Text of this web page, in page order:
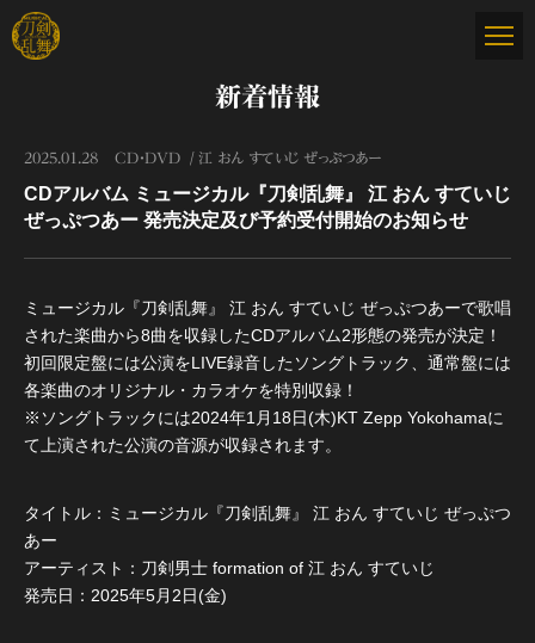
新着情報
2025.01.28 CD・DVD 江 おん すていじ ぜっぷつあー
CDアルバム ミュージカル『刀剣乱舞』 江 おん すていじ
ぜっぷつあー 発売決定及び予約受付開始のお知らせ
ミュージカル『刀剣乱舞』 江 おん すていじ ぜっぷつあーで歌唱
された楽曲から8曲を収録したCDアルバム2形態の発売が決定！
初回限定盤には公演をLIVE録音したソングトラック、通常盤には
各楽曲のオリジナル・カラオケを特別収録！
※ソングトラックには2024年1月18日(木)KT Zepp Yokohamaに
て上演された公演の音源が収録されます。
タイトル：ミュージカル『刀剣乱舞』 江 おん すていじ ぜっぷつ
あー
アーティスト：刀剣男士 formation of 江 おん すていじ
発売日：2025年5月2日(金)